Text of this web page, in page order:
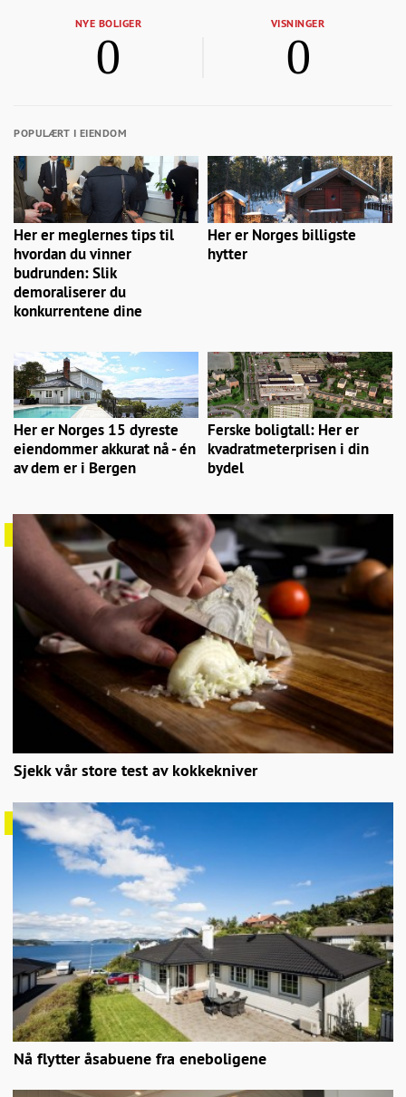
NYE BOLIGER
0
VISNINGER
0
POPULÆRT I EIENDOM
Her er meglernes tips til
hvordan du vinner
budrunden: Slik
demoraliserer du
konkurrentene dine
Her er Norges billigste
hytter
Her er Norges 15 dyreste
eiendommer akkurat nå - én
av dem er i Bergen
Ferske boligtall: Her er
kvadratmeterprisen i din
bydel
Sjekk vår store test av kokkekniver
Nå flytter åsabuene fra eneboligene